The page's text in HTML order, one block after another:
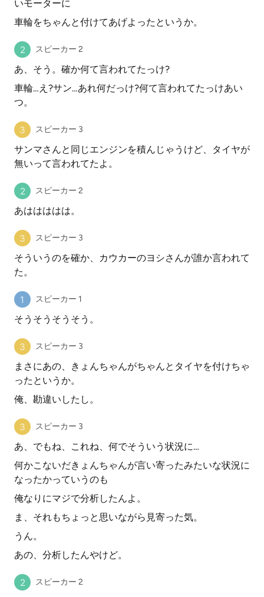
いモーターに
車輪をちゃんと付けてあげよったというか。
スピーカー 2
あ、そう。確か何て言われてたっけ?
車輪…え?サン…あれ何だっけ?何て言われてたっけあい
つ。
スピーカー 3
サンマさんと同じエンジンを積んじゃうけど、タイヤが
無いって言われてたよ。
スピーカー 2
あははははは。
スピーカー 3
そういうのを確か、カウカーのヨシさんが誰か言われて
た。
スピーカー 1
そうそうそうそう。
スピーカー 3
まさにあの、きょんちゃんがちゃんとタイヤを付けちゃ
ったというか。
俺、勘違いしたし。
スピーカー 3
あ、でもね、これね、何でそういう状況に…
何かこないだきょんちゃんが言い寄ったみたいな状況に
なったかっていうのも
俺なりにマジで分析したんよ。
ま、それもちょっと思いながら見寄った気。
うん。
あの、分析したんやけど。
スピーカー 2